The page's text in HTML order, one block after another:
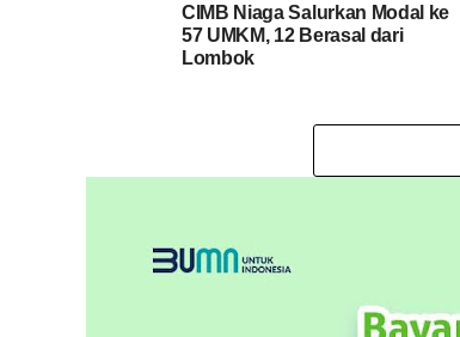
CIMB Niaga Salurkan Modal ke
57 UMKM, 12 Berasal dari
Lombok